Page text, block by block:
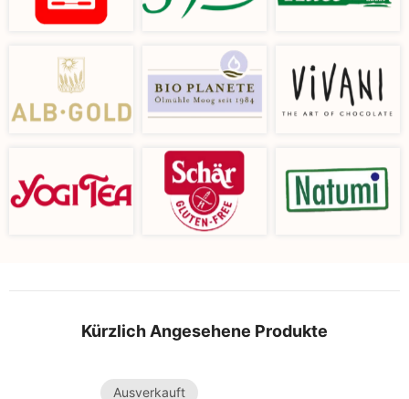
Kürzlich Angesehene Produkte
Ausverkauft